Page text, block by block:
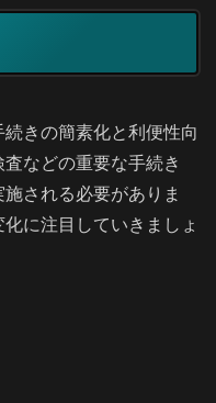
きの簡素化と利便性向
査などの重要な手続き
される必要がありま
に注目していきましょ